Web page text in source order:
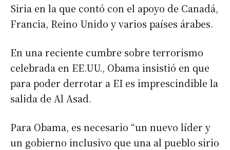
Siria en la que contó con el apoyo de Canadá,
Francia, Reino Unido y varios países árabes.
En una reciente cumbre sobre terrorismo
celebrada en EE.UU., Obama insistió en que
para poder derrotar a EI es imprescindible la
salida de Al Asad.
Para Obama, es necesario “un nuevo líder y
un gobierno inclusivo que una al pueblo sirio